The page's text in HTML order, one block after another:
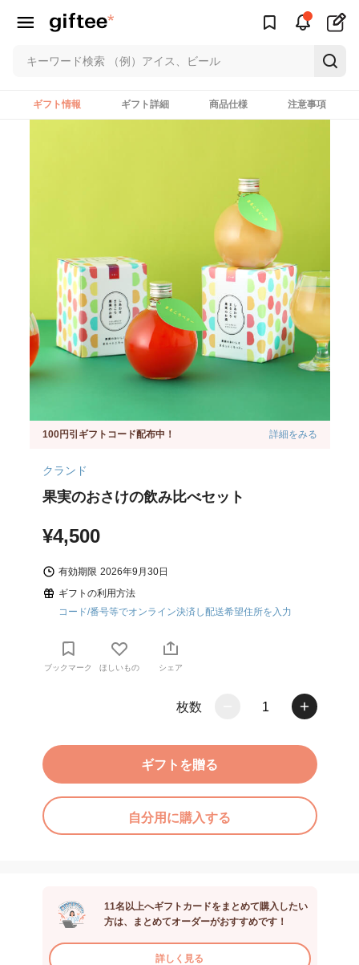
ギフト情報 ギフト詳細 商品仕様 注意事項
100円引ギフトコード配布中！ 詳細をみる
クランド
果実のおさけの飲み比べセット
¥4,500
有効期限 2026年9月30日
ギフトの利用方法
コード/番号等でオンライン決済し配送希望住所を入力
ブックマーク ほしいもの シェア
枚数 1
ギフトを贈る
自分用に購入する
11名以上へギフトカードをまとめて購入したい
方は、まとめてオーダーがおすすめです！
詳しく見る